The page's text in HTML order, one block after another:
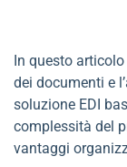
In questo
dei documenti e
soluzione EDI
complessità del
vantaggi